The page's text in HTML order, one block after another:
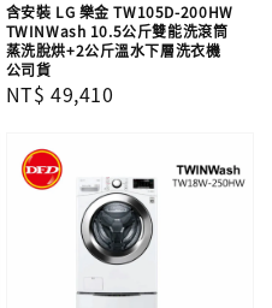
含安裝 LG 樂金 TW105D-200HW
TWINWash 10.5公斤雙能洗滾筒
蒸洗脫烘+2公斤溫水下層洗衣機
公司貨
Regular
NT$ 49,410